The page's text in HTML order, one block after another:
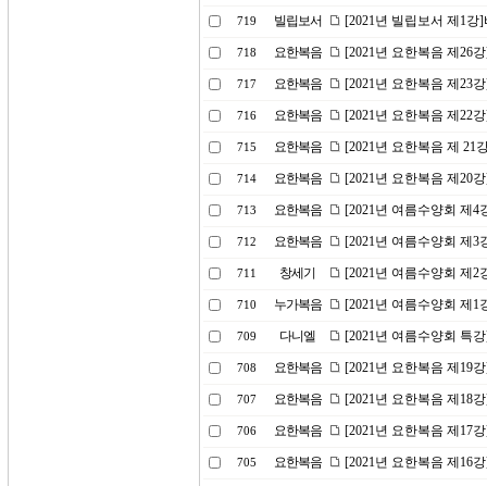
719 빌립보서 [2021년 빌립보서 제1
718 요한복음 [2021년 요한복음 제26
717 요한복음 [2021년 요한복음 제23
716 요한복음 [2021년 요한복음 제22
715 요한복음 [2021년 요한복음 제 21
714 요한복음 [2021년 요한복음 제20
713 요한복음 [2021년 여름수양회 제
712 요한복음 [2021년 여름수양회 제3
711 창세기 [2021년 여름수양회 제
710 누가복음 [2021년 여름수양회 제
709 다니엘 [2021년 여름수양회 특
708 요한복음 [2021년 요한복음 제19
707 요한복음 [2021년 요한복음 제18
706 요한복음 [2021년 요한복음 제17
705 요한복음 [2021년 요한복음 제16